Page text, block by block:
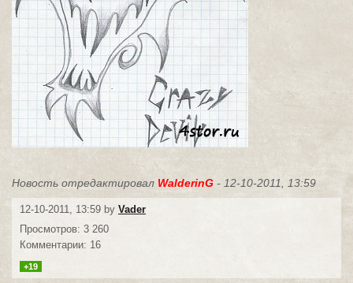
Новость отредактировал WalderinG - 12-10-2011, 13:59
12-10-2011, 13:59 by Vader
Просмотров: 3 260
Комментарии: 16
+19